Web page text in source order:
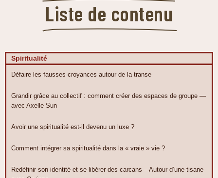
Liste de contenu
Spiritualité
Défaire les fausses croyances autour de la transe
Grandir grâce au collectif : comment créer des espaces de groupe —
avec Axelle Sun
Avoir une spiritualité est-il devenu un luxe ?
Comment intégrer sa spiritualité dans la « vraie » vie ?
Redéfinir son identité et se libérer des carcans – Autour d’une tisane